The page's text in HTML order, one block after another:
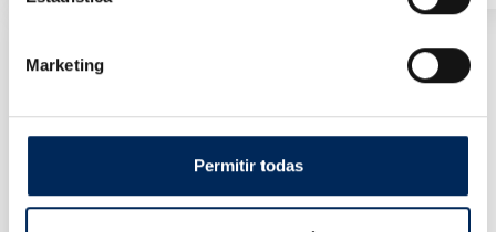
Marketing
Permitir todas